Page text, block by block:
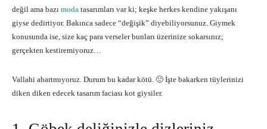
değil ama bazı moda tasarımları var ki; keşke herkes kendine yakışanı
giyse dedirtiyor. Bakınca sadece “değişik” diyebiliyorsunuz. Giymek
konusunda ise, size kaç para verseler bunları üzerinize sokarsınız;
gerçekten kestiremiyoruz…
Vallahi abartmıyoruz. Durum bu kadar kötü. 🙁 İşte bakarken tüylerinizi
diken diken edecek tasarım faciası kot giysiler.